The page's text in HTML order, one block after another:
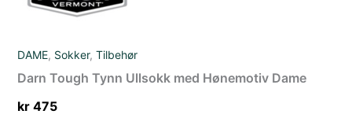
DAME, Sokker,Tilbehør
Darn Tough Tynn Ullsokk med Hønemotiv Dame
kr 475